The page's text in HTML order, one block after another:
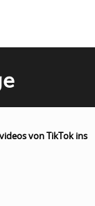
von TikTok ins